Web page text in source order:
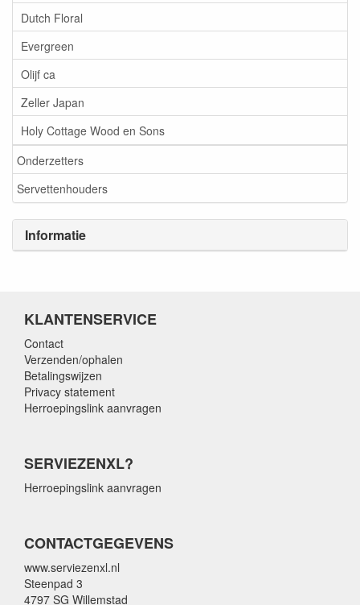
Dutch Floral
Evergreen
Olijf ca
Zeller Japan
Holy Cottage Wood en Sons
Onderzetters
Servettenhouders
Informatie
KLANTENSERVICE
Contact
Verzenden/ophalen
Betalingswijzen
Privacy statement
Herroepingslink aanvragen
SERVIEZENXL?
Herroepingslink aanvragen
CONTACTGEGEVENS
www.serviezenxl.nl
Steenpad 3
4797 SG Willemstad